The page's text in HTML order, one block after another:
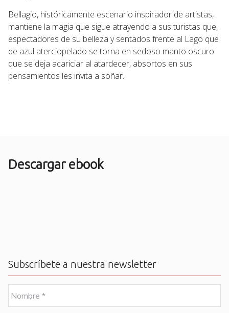
Bellagio, históricamente escenario inspirador de artistas,
mantiene la magia que sigue atrayendo a sus turistas que,
espectadores de su belleza y sentados frente al Lago que
de azul aterciopelado se torna en sedoso manto oscuro
que se deja acariciar al atardecer, absortos en sus
pensamientos les invita a soñar.
Descargar ebook
Subscríbete a nuestra newsletter
o
m